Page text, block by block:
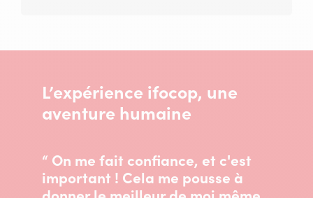
L’expérience ifocop, une
aventure humaine
“ On me fait confiance, et c'est
important ! Cela me pousse à